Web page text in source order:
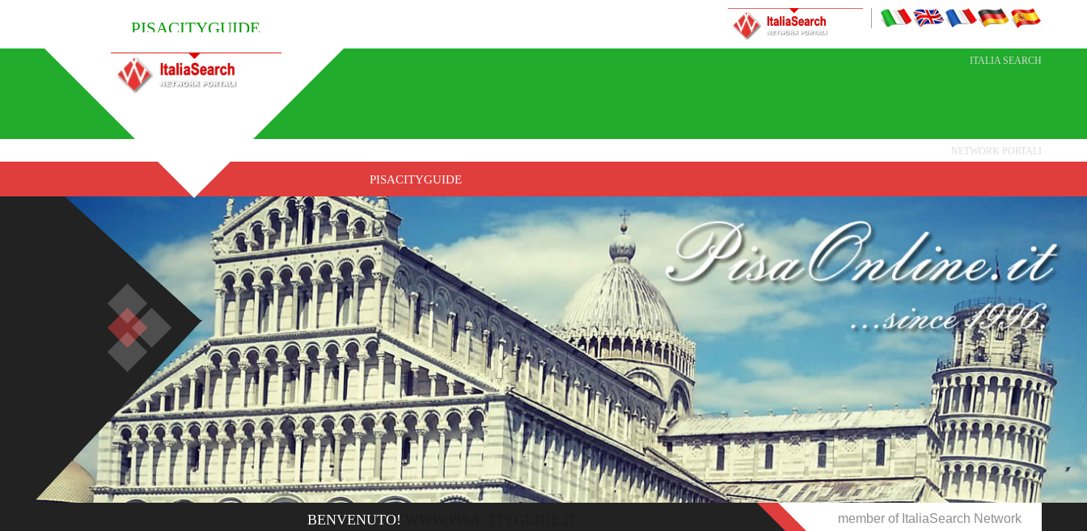
PISACITYGUIDE
ITALIA SEARCH
NETWORK PORTALI
PISACITYGUIDE
BENVENUTO! member of ItaliaSearch Network